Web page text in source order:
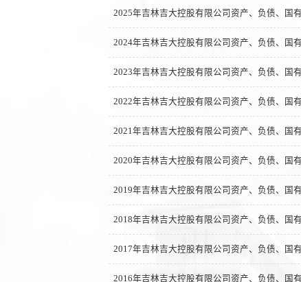
2025年吉林吉大控股有限公司资产、负债、国
2024年吉林吉大控股有限公司资产、负债、国
2023年吉林吉大控股有限公司资产、负债、国
2022年吉林吉大控股有限公司资产、负债、国
2021年吉林吉大控股有限公司资产、负债、国
2020年吉林吉大控股有限公司资产、负债、国
2019年吉林吉大控股有限公司资产、负债、国
2018年吉林吉大控股有限公司资产、负债、国
2017年吉林吉大控股有限公司资产、负债、国
2016年吉林吉大控股有限公司资产、负债、国